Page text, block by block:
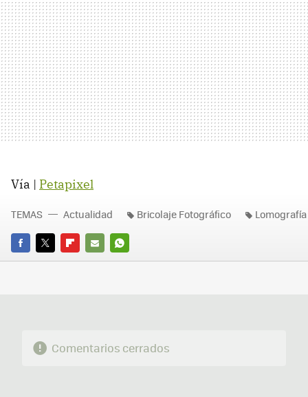
Vía | Petapixel
FACEBOOK
TWITTERFLIPBOARD
E-
WHATSAPP
TEMAS Actualidad Bricolaje Fotográfico Lomografía
Comentarios cerrados